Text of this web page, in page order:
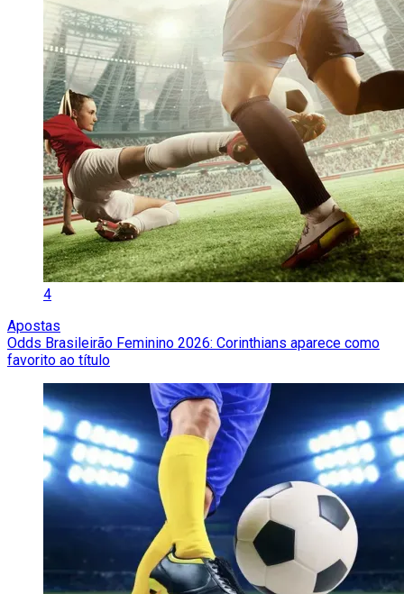
4
Apostas
Odds Brasileirão Feminino 2026: Corinthians aparece como
favorito ao título